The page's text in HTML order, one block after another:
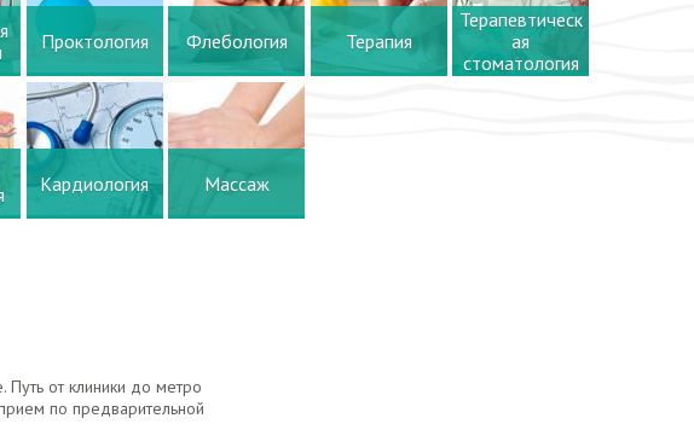
Проктология Флебология Терапия
Терапевтическ
ая
стоматология
Кардиология Массаж
от клиники до метро
по предварительной